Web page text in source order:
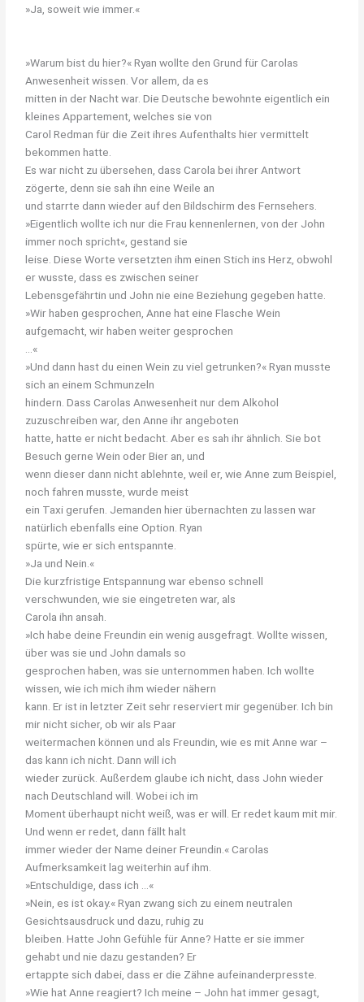
»Ja, soweit wie immer.«
»Warum bist du hier?« Ryan wollte den Grund für Carolas
Anwesenheit wissen. Vor allem, da es
mitten in der Nacht war. Die Deutsche bewohnte eigentlich ein
kleines Appartement, welches sie von
Carol Redman für die Zeit ihres Aufenthalts hier vermittelt
bekommen hatte.
Es war nicht zu übersehen, dass Carola bei ihrer Antwort
zögerte, denn sie sah ihn eine Weile an
und starrte dann wieder auf den Bildschirm des Fernsehers.
»Eigentlich wollte ich nur die Frau kennenlernen, von der John
immer noch spricht«, gestand sie
leise. Diese Worte versetzten ihm einen Stich ins Herz, obwohl
er wusste, dass es zwischen seiner
Lebensgefährtin und John nie eine Beziehung gegeben hatte.
»Wir haben gesprochen, Anne hat eine Flasche Wein
aufgemacht, wir haben weiter gesprochen
…«
»Und dann hast du einen Wein zu viel getrunken?« Ryan musste
sich an einem Schmunzeln
hindern. Dass Carolas Anwesenheit nur dem Alkohol
zuzuschreiben war, den Anne ihr angeboten
hatte, hatte er nicht bedacht. Aber es sah ihr ähnlich. Sie bot
Besuch gerne Wein oder Bier an, und
wenn dieser dann nicht ablehnte, weil er, wie Anne zum Beispiel,
noch fahren musste, wurde meist
ein Taxi gerufen. Jemanden hier übernachten zu lassen war
natürlich ebenfalls eine Option. Ryan
spürte, wie er sich entspannte.
»Ja und Nein.«
Die kurzfristige Entspannung war ebenso schnell
verschwunden, wie sie eingetreten war, als
Carola ihn ansah.
»Ich habe deine Freundin ein wenig ausgefragt. Wollte wissen,
über was sie und John damals so
gesprochen haben, was sie unternommen haben. Ich wollte
wissen, wie ich mich ihm wieder nähern
kann. Er ist in letzter Zeit sehr reserviert mir gegenüber. Ich bin
mir nicht sicher, ob wir als Paar
weitermachen können und als Freundin, wie es mit Anne war –
das kann ich nicht. Dann will ich
wieder zurück. Außerdem glaube ich nicht, dass John wieder
nach Deutschland will. Wobei ich im
Moment überhaupt nicht weiß, was er will. Er redet kaum mit mir.
Und wenn er redet, dann fällt halt
immerwieder derName deinerFreundin.«Carolas
Aufmerksamkeitlag weiterhin aufihm.
»Entschuldige, dass ich …«
»Nein, es ist okay.« Ryan zwang sich zu einem neutralen
Gesichtsausdruck und dazu, ruhig zu
bleiben. Hatte John Gefühle für Anne? Hatte er sie immer
gehabt und nie dazu gestanden? Er
ertappte sich dabei, dass er die Zähne aufeinanderpresste.
»Wie hat Anne reagiert? Ich meine – John hat immer gesagt,